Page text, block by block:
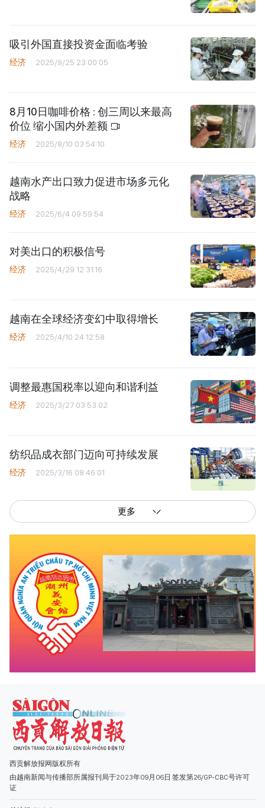
吸引外国直接投资金面临考验
经济 2025/9/25 23:00:05
8月10日咖啡价格 : 创三周以来最高
价位 缩小国内外差额
经济 2025/8/10 03:54:10
越南水产出口致力促进市场多元化
战略
经济 2025/6/4 09:59:54
对美出口的积极信号
经济 2025/4/29 12:31:16
越南在全球经济变幻中取得增长
经济 2025/4/10 24:12:58
调整最惠国税率以迎向和谐利益
经济 2025/3/27 03:53:02
纺织品成衣部门迈向可持续发展
经济 2025/3/16 08:46:01
更多
西贡解放报网版权所有
由越南新闻与传播部所属报刊局于2023年09月06日 签发第26/GP-CBC号许可
证